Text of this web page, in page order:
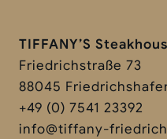
TIFFANY’S
Friedrichstraße 73
88045
+49 (0) 7541 23392
info@tiffany-